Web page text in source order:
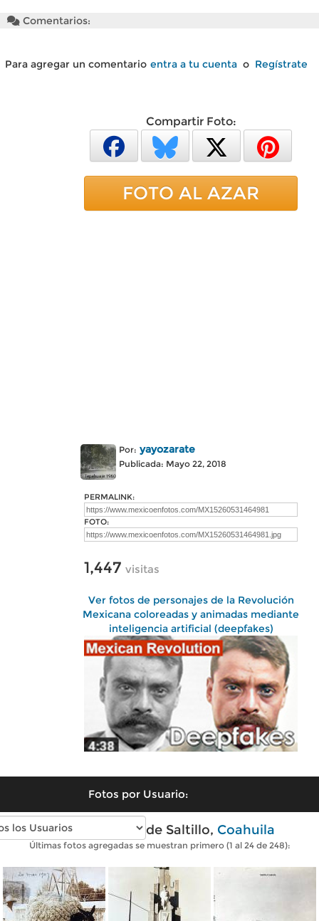
Comentarios:
Para agregar un comentario entra a tu cuenta o Regístrate
Compartir Foto:
FOTO AL AZAR
Por: yayozarate
Publicada: Mayo 22, 2018
PERMALINK:
FOTO:
1,447 visitas
Ver fotos de personajes de la Revolución
Mexicana coloreadas y animadas mediante
inteligencia artificial (deepfakes)
Fotos por Usuario:
Fotos antiguas de Saltillo, Coahuila
Últimas fotos agregadas se muestran primero (1 al 24 de 248):